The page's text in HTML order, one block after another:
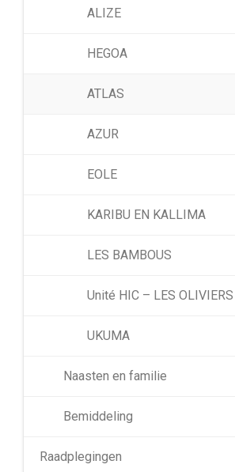
ALIZE
HEGOA
ATLAS
AZUR
EOLE
KARIBU EN KALLIMA
LES BAMBOUS
Unité HIC – LES OLIVIERS
UKUMA
Naasten en familie
Bemiddeling
Raadplegingen